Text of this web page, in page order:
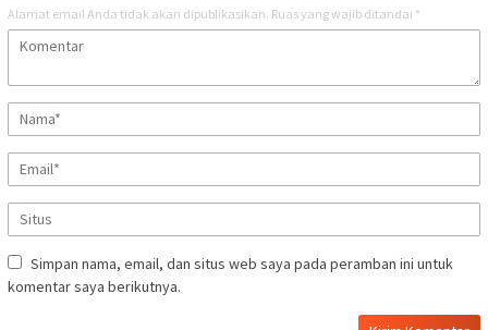
Alamat email Anda tidak akan dipublikasikan. Ruas yang wajib ditandai *
Simpan nama, email, dan situs web saya pada peramban ini untuk
komentar saya berikutnya.